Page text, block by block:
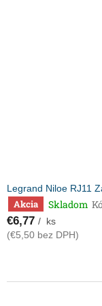
Legrand Niloe RJ11
Akcia Skladom
€6,77 / ks
(€5,50 bez DPH)